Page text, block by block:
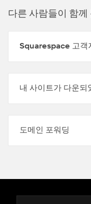
다른 사람들이 함께
Squarespace 고객
내 사이트가 다운되
도메인 포워딩